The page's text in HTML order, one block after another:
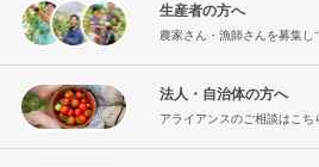
生産者の方へ
農家さん・漁師さんを募集し
法人・自治体の方へ
アライアンスのご相談はこち